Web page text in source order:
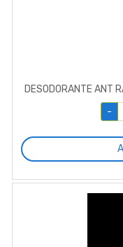
DESODORANTE ANT
-